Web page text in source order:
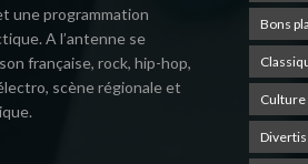
une programmation
A l’antenne se
française, rock, hip-hop,
scène régionale et
Bons
Culture